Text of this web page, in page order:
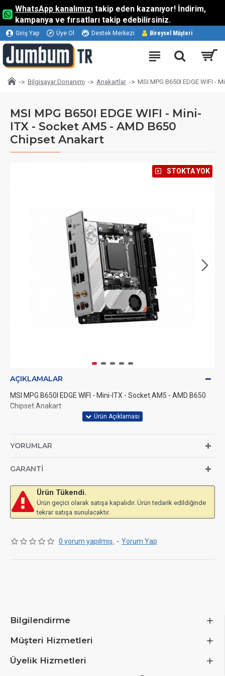
WhatsApp kanalımızı takip eden kazanıyor! İndirim,
kampanya ve fırsatları takip edebilirsiniz.
Giriş Yap Üye Ol Destek Merkezi Bireysel Müşteri
Bilgisayar Donanımı Anakartlar MSI MPG B650I EDGE WIFI -
MSI MPG B650I EDGE WIFI - Mini-
ITX - Socket AM5 - AMD B650
Chipset Anakart
⠀STOKTA YOK
Ürün Tükendi.
Ürün geçici olarak satışa kapalıdır. Ürün tedarik edildiğinde
tekrar satışa sunulacaktır.
AÇIKLAMALAR
MSI MPG B650I EDGE WIFI - Mini-ITX - Socket AM5 - AMD B650
Chipset Anakart
YORUMLAR
GARANTI
0 yorum yapılmış. - Yorum Yap
Bilgilendirme
Müşteri Hizmetleri
Üyelik Hizmetleri